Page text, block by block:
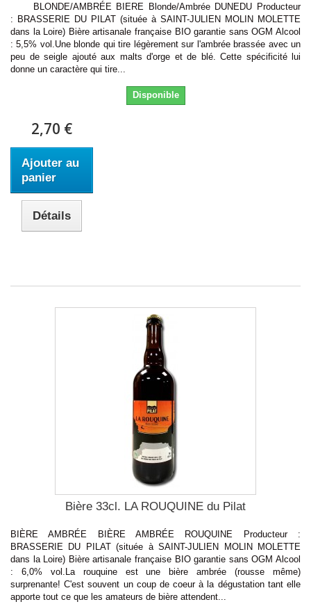
BLONDE/AMBRÉE BIERE Blonde/Ambrée DUNEDU Producteur
: BRASSERIE DU PILAT (située à SAINT-JULIEN MOLIN MOLETTE
dans la Loire) Bière artisanale française BIO garantie sans OGM Alcool
: 5,5% vol.Une blonde qui tire légèrement sur l'ambrée brassée avec un
peu de seigle ajouté aux malts d'orge et de blé. Cette spécificité lui
donne un caractère qui tire...
Disponible
2,70 €
Ajouter au
panier
Détails
Bière 33cl. LA ROUQUINE du Pilat
BIÈRE AMBRÉE BIÈRE AMBRÉE ROUQUINE Producteur :
BRASSERIE DU PILAT (située à SAINT-JULIEN MOLIN MOLETTE
dans la Loire) Bière artisanale française BIO garantie sans OGM Alcool
: 6,0% vol.La rouquine est une bière ambrée (rousse même)
surprenante! C'est souvent un coup de coeur à la dégustation tant elle
apporte tout ce que les amateurs de bière attendent...